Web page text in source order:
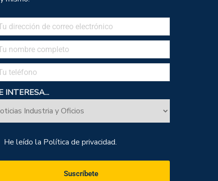
INTERESA...
He leído la Política de privacidad.